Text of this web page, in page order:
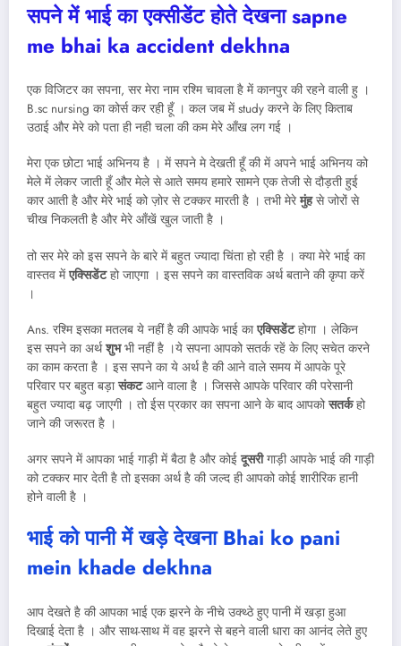
सपने में भाई का एक्सीडेंट होते देखनाsapne
me bhai ka accident dekhna
एक विजिटर का सपना, सर मेरा नाम रश्मि चावला है में कानपुर की रहने वाली हु ।
B.sc nursing का कोर्स कर रही हूँ । कल जब में study करने के लिए किताब
उठाई और मेरे को पता ही नही चला की कम मेरे आँख लग गई ।
मेरा एक छोटा भाई अभिनय है । में सपने मे देखती हूँ की में अपने भाई अभिनय को
मेले में लेकर जाती हूँ और मेले से आते समय हमारे सामने एक तेजी से दौड़ती हुई
कार आती है और मेरे भाई को ज़ोर से टक्कर मारती है । तभी मेरेमुंहसे जोरों से
चीख निकलती है और मेरे आँखें खुल जाती है ।
तो सर मेरे को इस सपने के बारे में बहुत ज्यादा चिंता हो रही है । क्या मेरे भाई का
वास्तव मेंएक्सिडेंटहो जाएगा । इस सपने का वास्तविक अर्थ बताने की कृपा करें
।
Ans. रश्मि इसका मतलब ये नहीं है की आपके भाई काएक्सिडेंटहोगा । लेकिन
इस सपने का अर्थशुभभी नहीं है ।ये सपना आपको सतर्क रहें के लिए सचेत करने
का काम करता है । इस सपने का ये अर्थ है की आने वाले समय में आपके पूरे
परिवार पर बहुत बड़ासंकटआने वाला है । जिससे आपके परिवार की परेसानी
बहुत ज्यादा बढ़ जाएगी । तो ईस प्रकार का सपना आने के बाद आपकोसतर्कहो
जाने की जरूरत है ।
अगर सपने में आपका भाई गाड़ी में बैठा है और कोईदूसरीगाड़ी आपके भाई की गाड़ी
को टक्कर मार देती है तो इसका अर्थ है की जल्द ही आपको कोई शारीरिक हानी
होने वाली है ।
भाई को पानी में खड़े देखनाBhai ko pani
mein khade dekhna
आप देखते है की आपका भाई एक झरने के नीचे उक्थ्ठे हुए पानी में खड़ा हुआ
दिखाई देता है । और साथ-साथ में वह झरने से बहने वाली धारा का आनंद लेते हुए